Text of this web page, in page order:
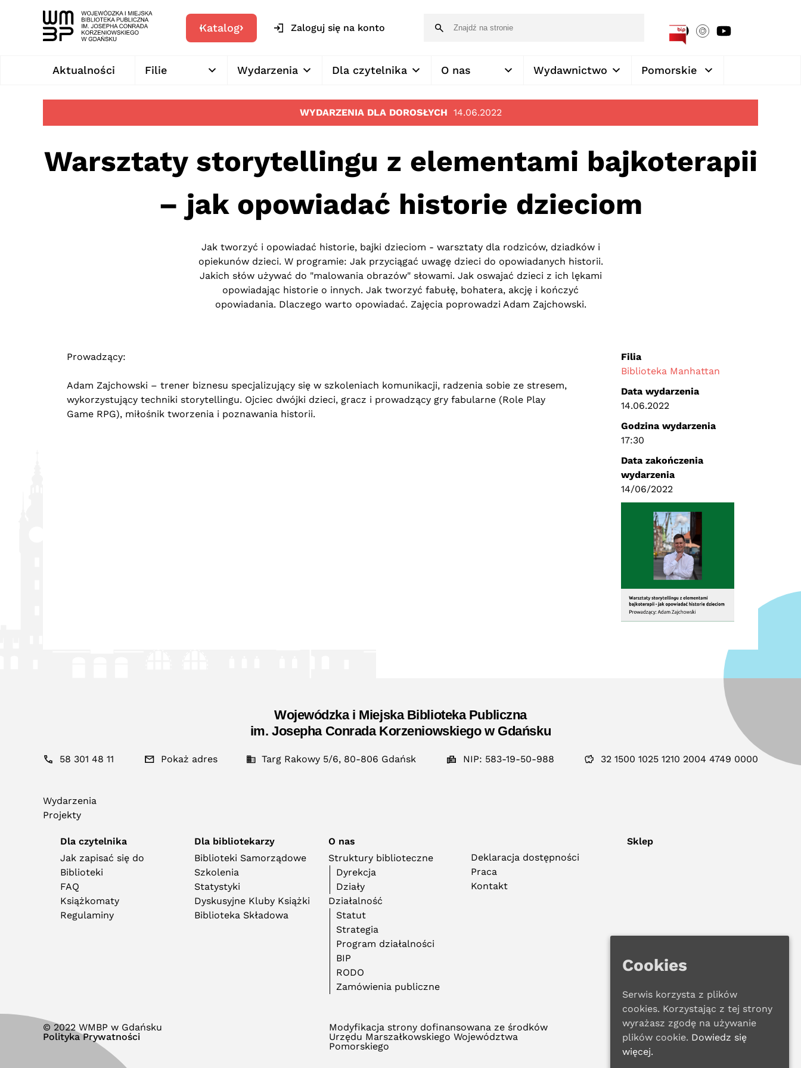
Katalog Zaloguj się na konto
Aktualności Filie Wydarzenia Dla czytelnika O nas Wydawnictwo Pomorskie
WYDARZENIA DLA DOROSŁYCH 14.06.2022
Warsztaty storytellingu z elementami bajkoterapii
– jak opowiadać historie dzieciom
Jak tworzyć i opowiadać historie, bajki dzieciom - warsztaty dla rodziców, dziadków i
opiekunów dzieci. W programie: Jak przyciągać uwagę dzieci do opowiadanych historii.
Jakich słów używać do "malowania obrazów" słowami. Jak oswajać dzieci z ich lękami
opowiadając historie o innych. Jak tworzyć fabułę, bohatera, akcję i kończyć
opowiadania. Dlaczego warto opowiadać. Zajęcia poprowadzi Adam Zajchowski.
Prowadzący:
Adam Zajchowski – trener biznesu specjalizujący się w szkoleniach komunikacji, radzenia sobie ze stresem,
wykorzystujący techniki storytellingu. Ojciec dwójki dzieci, gracz i prowadzący gry fabularne (Role Play
Game RPG), miłośnik tworzenia i poznawania historii.
Filia
Biblioteka Manhattan
Data wydarzenia
14.06.2022
Godzina wydarzenia
17:30
Data zakończenia
wydarzenia
14/06/2022
Wojewódzka i Miejska Biblioteka Publiczna
im. Josepha Conrada Korzeniowskiego w Gdańsku
58 301 48 11 Pokaż adres Targ Rakowy 5/6, 80-806 Gdańsk NIP: 583-19-50-988 32 1500 1025 1210 2004 4749 0000
Wydarzenia
Projekty
Dla czytelnika
Jak zapisać się do
Biblioteki
FAQ
Książkomaty
Regulaminy
Dla bibliotekarzy
Biblioteki Samorządowe
Szkolenia
Statystyki
Dyskusyjne Kluby Książki
Biblioteka Składowa
O nas
Struktury biblioteczne
Dyrekcja
Działy
Działalność
Statut
Strategia
Program działalności
BIP
RODO
Zamówienia publiczne
Deklaracja dostępności
Praca
Kontakt
Sklep
© 2022 WMBP w Gdańsku
Polityka Prywatności
Modyfikacja strony dofinansowana ze środków
Urzędu Marszałkowskiego Województwa
Pomorskiego
Cookies
Serwis korzysta z plików
cookies. Korzystając z tej strony
wyrażasz zgodę na używanie
plików cookie. Dowiedz się
więcej.